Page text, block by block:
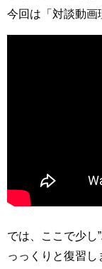
今回は「対談動画
では、ここで少し
っっくりと復習し